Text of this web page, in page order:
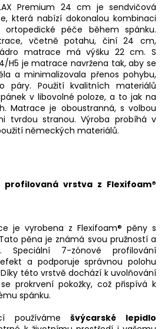
Premium 24 cm je sendvičová
která nabízí dokonalou kombinaci
péče během spánku.
včetně potahu, činí 24 cm,
matrace má výšku 22 cm. S
H5 je matrace navržena tak, aby se
a minimalizovala přenos pohybu,
Použití kvalitních materiálů
v libovolné poloze, a to jak na
Matrace je oboustranná, s volbou
tvrdou stranou. Výroba probíhá v
německých materiálů.
profilovaná vrstva z Flexifoam®
je vyrobena z Flexifoam® pěny s
pěna je známá svou pružností a
Speciální 7-zónové profilování
a podporuje správnou polohu
této vrstvě dochází k uvolňování
prokrvení pokožky, což přispívá k
spánku.
používámešvýcarské lepidlo